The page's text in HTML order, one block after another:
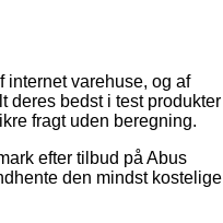
internet varehuse, og af
deres bedst i test produkter
fragt uden beregning.
efter tilbud på Abus
den mindst kostelige